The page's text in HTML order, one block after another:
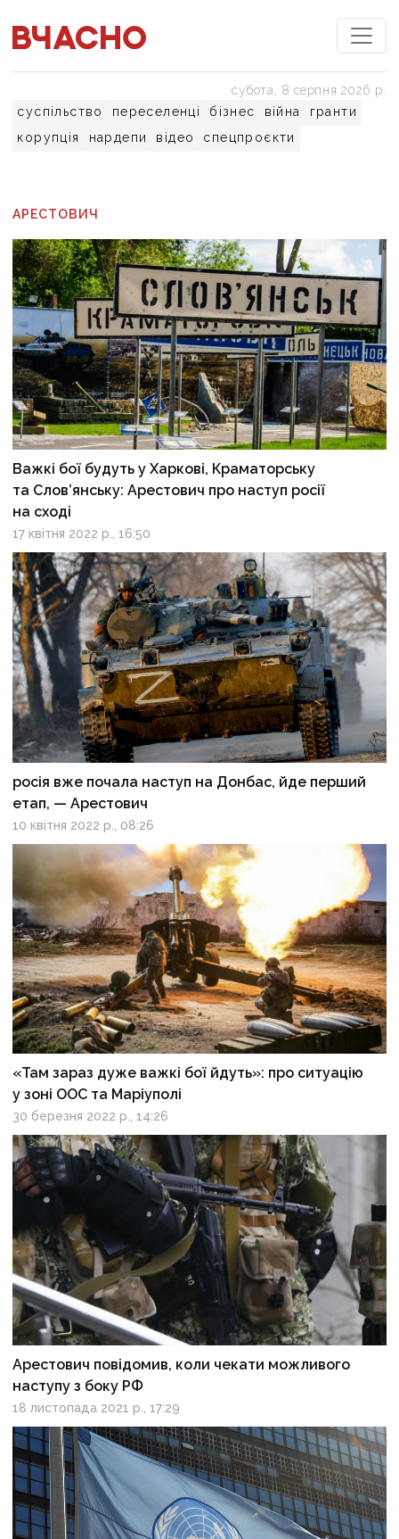
суспільство переселенці бізнес війна
гранти
корупція
нардепи відео спецпроєкти
субота, 8 серпня 2026 р.
АРЕСТОВИЧ
Важкі бої будуть у Харкові, Краматорську
та Слов’янську: Арестович про наступ росії
на сході
17 квітня 2022 р., 16:50
росія вже почала наступ на Донбас, йде перший
етап, — Арестович
10 квітня 2022 р., 08:26
«Там зараз дуже важкі бої йдуть»: про ситуацію
у зоні ООС та Маріуполі
30 березня 2022 р., 14:26
Арестович повідомив, коли чекати можливого
наступу з боку РФ
18 листопада 2021 р., 17:29